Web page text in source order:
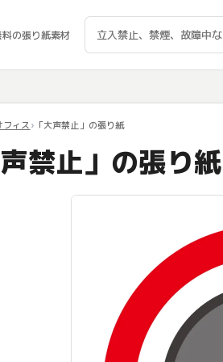
料の張り紙素材
フィス 「大声禁止」の張り紙
声禁止」の張り紙